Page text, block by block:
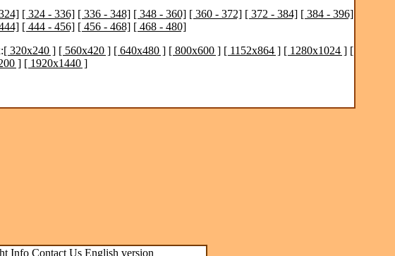
[ 324 - 336] [ 336 - 348] [ 348 - 360] [ 360 - 372] [ 372 - 384] [ 384 - 396]
[ 444 - 456] [ 456 - 468] [ 468 - 480]
[ 320x240 ] [ 560x420 ] [ 640x480 ] [ 800x600 ] [ 1152x864 ] [ 1280x1024 ] [
] [ 1920x1440 ]
Info Contact Us English version